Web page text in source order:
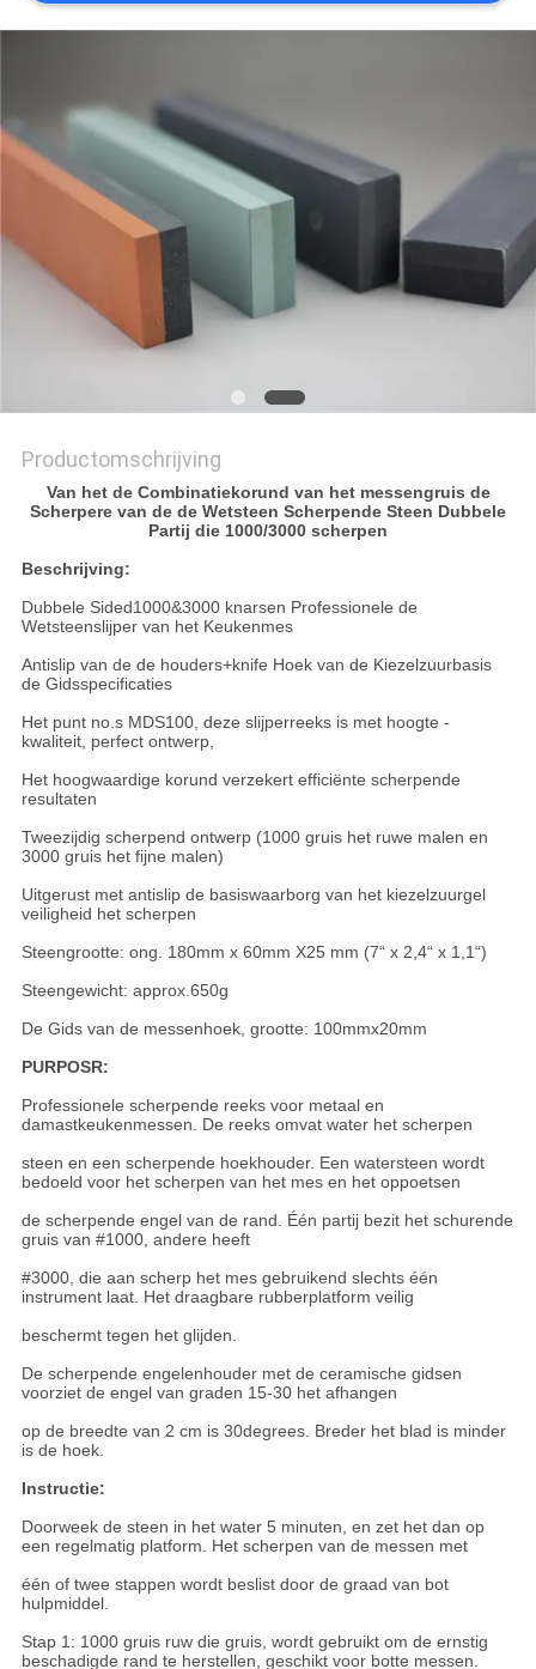
SITEMAP
PRIVACY
POLICY
Productomschrijving
Van het de Combinatiekorund van het messengruis de
Scherpere van de de Wetsteen Scherpende Steen Dubbele
Partij die 1000/3000 scherpen
Beschrijving:
Dubbele Sided1000&3000 knarsen Professionele de
Wetsteenslijper van het Keukenmes
Antislip van de de houders+knife Hoek van de Kiezelzuurbasis
de Gidsspecificaties
Het punt no.s MDS100, deze slijperreeks is met hoogte -
kwaliteit, perfect ontwerp,
Het hoogwaardige korund verzekert efficiënte scherpende
resultaten
Tweezijdig scherpend ontwerp (1000 gruis het ruwe malen en
3000 gruis het fijne malen)
Uitgerust met antislip de basiswaarborg van het kiezelzuurgel
veiligheid het scherpen
Steengrootte: ong. 180mm x 60mm X25 mm (7“ x 2,4“ x 1,1“)
Steengewicht: approx.650g
De Gids van de messenhoek, grootte: 100mmx20mm
PURPOSR:
Professionele scherpende reeks voor metaal en
damastkeukenmessen. De reeks omvat water het scherpen
steen en een scherpende hoekhouder. Een watersteen wordt
bedoeld voor het scherpen van het mes en het oppoetsen
de scherpende engel van de rand. Één partij bezit het schurende
gruis van #1000, andere heeft
#3000, die aan scherp het mes gebruikend slechts één
instrument laat. Het draagbare rubberplatform veilig
beschermt tegen het glijden.
De scherpende engelenhouder met de ceramische gidsen
voorziet de engel van graden 15-30 het afhangen
op de breedte van 2 cm is 30degrees. Breder het blad is minder
is de hoek.
Instructie:
Doorweek de steen in het water 5 minuten, en zet het dan op
een regelmatig platform. Het scherpen van de messen met
één of twee stappen wordt beslist door de graad van bot
hulpmiddel.
Stap 1: 1000 gruis ruw die gruis, wordt gebruikt om de ernstig
beschadigde rand te herstellen, geschikt voor botte messen.